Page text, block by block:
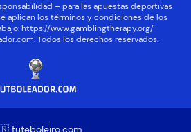
– para las apuestas deportivas
aplican los términos y condiciones de los
https://www.gamblingtherapy.org/
Todos los derechos reservados.
futeboleiro.com